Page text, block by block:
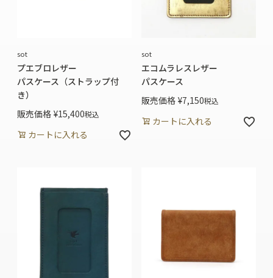
sot
プエブロレザー
パスケース（ストラップ付
き）
販売価格 ¥15,400税込
カートに入れる
sot
エコムラレスレザー
パスケース
販売価格 ¥7,150税込
カートに入れる